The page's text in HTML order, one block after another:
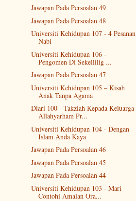
Jawapan Pada Persoalan 49
Jawapan Pada Persoalan 48
Universiti Kehidupan 107 - 4 Pesanan
Nabi
Universiti Kehidupan 106 -
Pengomen Di Sekellilig ...
Jawapan Pada Persoalan 47
Universiti Kehidupan 105 – Kisah
Anak Tanpa Agama
Diari 100 - Takziah Kepada Keluarga
Allahyarham Pr...
Universiti Kehidupan 104 - Dengan
Islam Anda Kaya
Jawapan Pada Persoalan 46
Jawapan Pada Persoalan 45
Jawapan Pada Persoalan 44
Universiti Kehidupan 103 - Mari
Contohi Amalan Ora...